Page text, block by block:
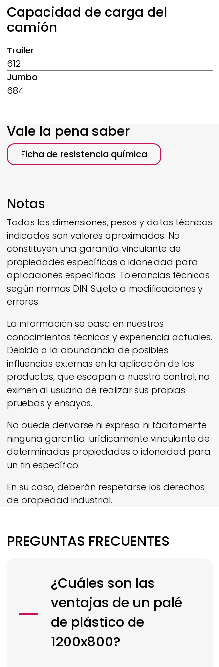
Capacidad de carga del
camión
Trailer
612
Jumbo
684
Vale la pena saber
Ficha de resistencia química
Notas
Todas las dimensiones, pesos y datos técnicos
indicados son valores aproximados. No
constituyen una garantía vinculante de
propiedades específicas o idoneidad para
aplicaciones específicas. Tolerancias técnicas
según normas DIN. Sujeto a modificaciones y
errores.
La información se basa en nuestros
conocimientos técnicos y experiencia actuales.
Debido a la abundancia de posibles
influencias externas en la aplicación de los
productos, que escapan a nuestro control, no
eximen al usuario de realizar sus propias
pruebas y ensayos.
No puede derivarse ni expresa ni tácitamente
ninguna garantía jurídicamente vinculante de
determinadas propiedades o idoneidad para
un fin específico.
En su caso, deberán respetarse los derechos
de propiedad industrial.
PREGUNTAS FRECUENTES
¿Cuáles son las
ventajas de un palé
de plástico de
1200x800?